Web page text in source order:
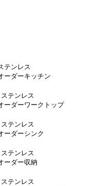
テンレス
ーダーキッチン
ステンレス
ーダーワークトップ
ステンレス
ーダーシンク
ステンレス
ーダー収納
ステンレス